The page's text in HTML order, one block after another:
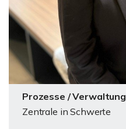
Prozesse / Verwaltung
Zentrale in Schwerte